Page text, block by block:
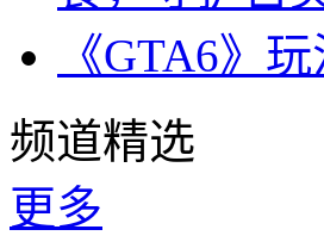
《GTA6》
频道精选
更多